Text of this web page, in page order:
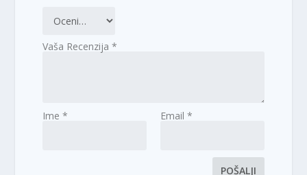
Vaša Recenzija*
Ime* Email *